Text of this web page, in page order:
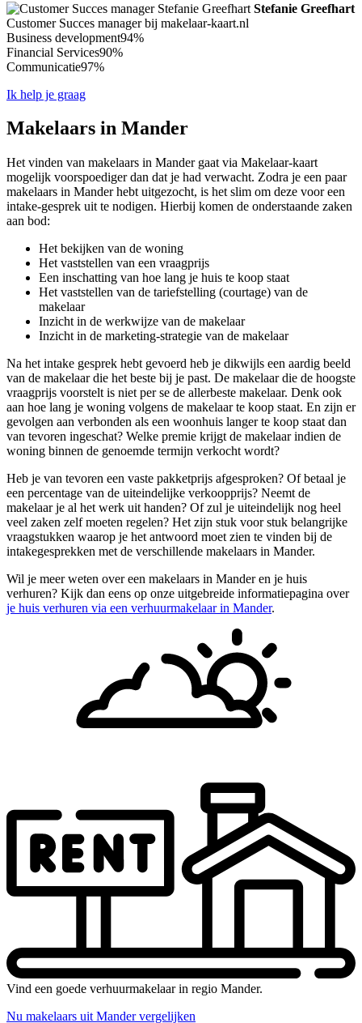
Stefanie Greefhart
Customer Succes manager bij makelaar-kaart.nl
Business development94%
Financial Services90%
Communicatie97%
Ik help je graag
Makelaars in Mander
Het vinden van makelaars in Mander gaat via Makelaar-kaart
mogelijk voorspoediger dan dat je had verwacht. Zodra je een paar
makelaars in Mander hebt uitgezocht, is het slim om deze voor een
intake-gesprek uit te nodigen. Hierbij komen de onderstaande zaken
aan bod:
Het bekijken van de woning
Het vaststellen van een vraagprijs
Een inschatting van hoe lang je huis te koop staat
Het vaststellen van de tariefstelling (courtage) van de
makelaar
Inzicht in de werkwijze van de makelaar
Inzicht in de marketing-strategie van de makelaar
Na het intake gesprek hebt gevoerd heb je dikwijls een aardig beeld
van de makelaar die het beste bij je past. De makelaar die de hoogste
vraagprijs voorstelt is niet per se de allerbeste makelaar. Denk ook
aan hoe lang je woning volgens de makelaar te koop staat. En zijn er
gevolgen aan verbonden als een woonhuis langer te koop staat dan
van tevoren ingeschat? Welke premie krijgt de makelaar indien de
woning binnen de genoemde termijn verkocht wordt?
Heb je van tevoren een vaste pakketprijs afgesproken? Of betaal je
een percentage van de uiteindelijke verkoopprijs? Neemt de
makelaar je al het werk uit handen? Of zul je uiteindelijk nog heel
veel zaken zelf moeten regelen? Het zijn stuk voor stuk belangrijke
vraagstukken waarop je het antwoord moet zien te vinden bij de
intakegesprekken met de verschillende makelaars in Mander.
Wil je meer weten over een makelaars in Mander en je huis
verhuren? Kijk dan eens op onze uitgebreide informatiepagina over
je huis verhuren via een verhuurmakelaar in Mander.
Vind een goede verhuurmakelaar in regio Mander.
Nu makelaars uit Mander vergelijken